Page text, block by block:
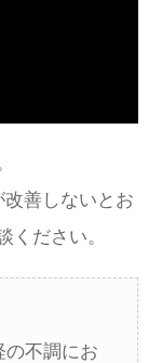
善しないとお
ください。
の不調にお